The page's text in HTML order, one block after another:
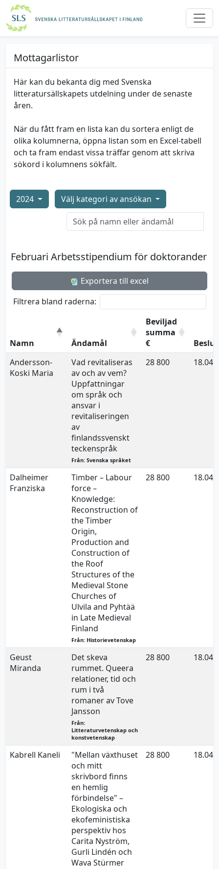
Mottagarlistor
Här kan du bekanta dig med Svenska
litteratursällskapets utdelning under de senaste
åren.
När du fått fram en lista kan du sortera enligt de
olika kolumnerna, öppna listan som en Excel-tabell
och ta fram endast vissa träffar genom att skriva
sökord i kolumnens sökfält.
2024 Välj kategori av ansökan
Februari Arbetsstipendium för doktorander
Exportera till excel
Filtrera bland raderna:
Namn Ändamål
Beviljad
summa
€
Andersson-
Koski Maria
Vad revitaliseras
av och av vem?
Uppfattningar
om språk och
ansvar i
revitaliseringen
av
finlandssvenskt
teckenspråk
Från: Svenska språket
28 800
Dalheimer
Franziska
Timber – Labour
force –
Knowledge:
Reconstruction of
the Timber
Origin,
Production and
Construction of
the Roof
Structures of the
Medieval Stone
Churches of
Ulvila and Pyhtää
in Late Medieval
Finland
Från: Historievetenskap
28 800
Geust
Miranda
Det skeva
rummet. Queera
relationer, tid och
rum i två
romaner av Tove
Jansson
Från:
Litteraturvetenskap och
konstvetenskap
28 800
Kabrell Kaneli
"Mellan växthuset
och mitt
skrivbord finns
en hemlig
förbindelse" –
Ekologiska och
ekofeministiska
perspektiv hos
Carita Nyström,
Gurli Lindén och
Wava Stürmer
28 800